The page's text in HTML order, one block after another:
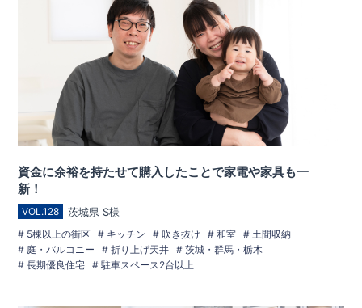
資金に余裕を持たせて購入したことで家電や家具も一
新！
VOL.128 茨城県 S様
5棟以上の街区 キッチン 吹き抜け 和室
土間収納
庭・バルコニー
折り上げ天井
茨城・群馬・栃木
長期優良住宅
駐車スペース2台以上